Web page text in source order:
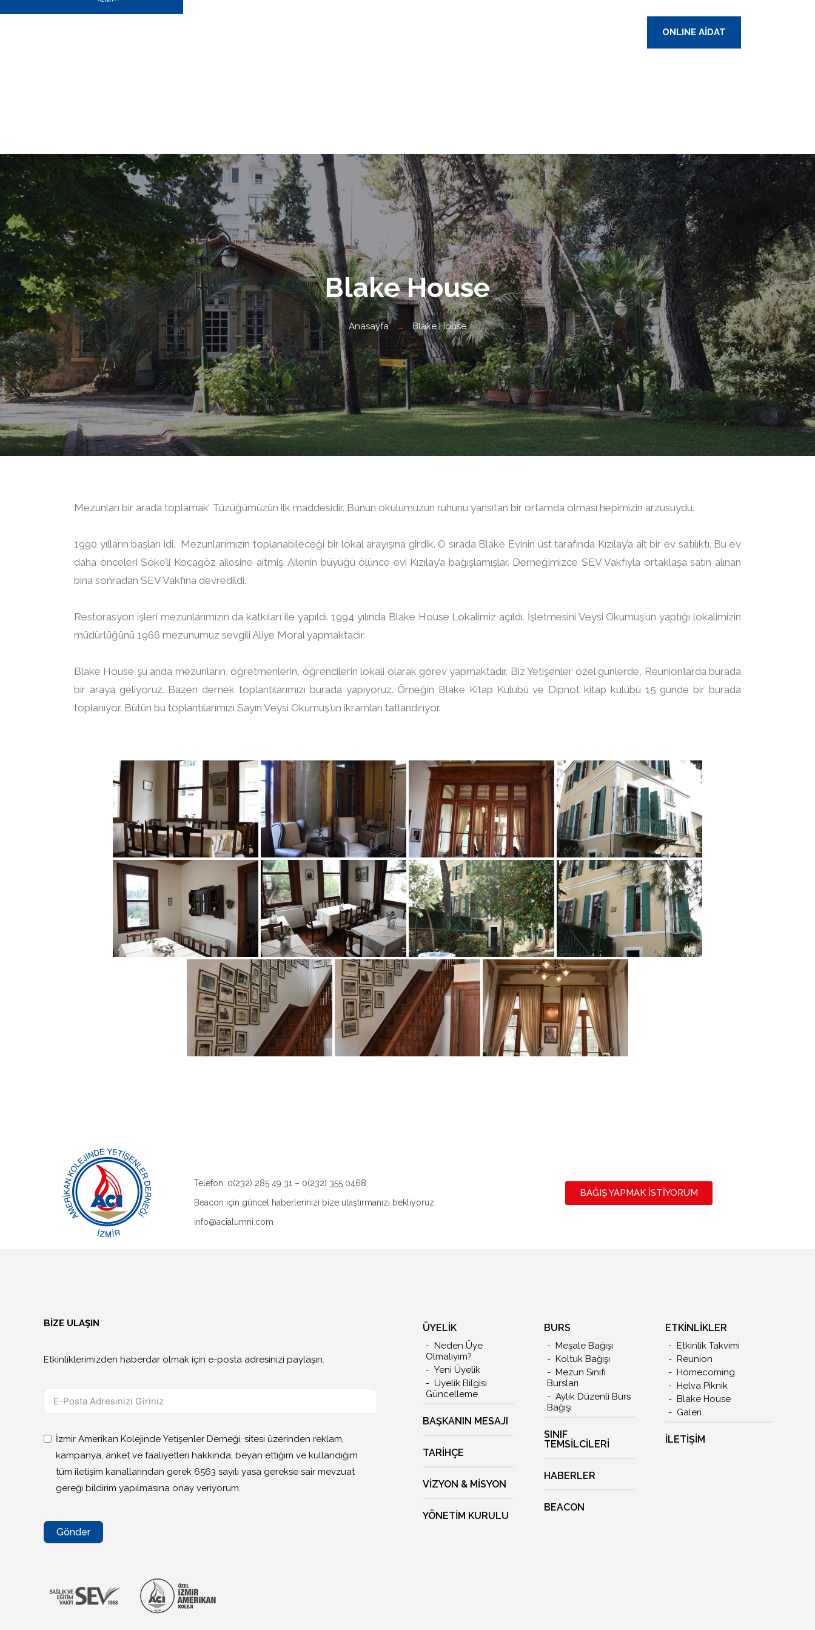
ONLINE AİDAT
Blake House
Anasayfa Blake House
Mezunları bir arada toplamak’ Tüzüğümüzün ilk maddesidir. Bunun okulumuzun ruhunu yansıtan bir ortamda olması hepimizin arzusuydu.
1990 yılların başları idi. Mezunlarımızın toplanabileceği bir lokal arayışına girdik. O sırada Blake Evinin üst tarafında Kızılay’a ait bir ev satılıktı. Bu ev
daha önceleri Söke’li Kocagöz ailesine aitmiş. Ailenin büyüğü ölünce evi Kızılay’a bağışlamışlar. Derneğimizce SEV Vakfıyla ortaklaşa satın alınan
bina sonradan SEV Vakfına devredildi.
Restorasyon işleri mezunlarımızın da katkıları ile yapıldı. 1994 yılında Blake House Lokalimiz açıldı. İşletmesini Veysi Okumuş’un yaptığı lokalimizin
müdürlüğünü 1966 mezunumuz sevgili Aliye Moral yapmaktadır.
Blake House şu anda mezunların, öğretmenlerin, öğrencilerin lokali olarak görev yapmaktadır. Biz Yetişenler özel günlerde, Reunion’larda burada
bir araya geliyoruz. Bazen dernek toplantılarımızı burada yapıyoruz. Örneğin Blake Kitap Kulübü ve Dipnot kitap kulübü 15 günde bir burada
toplanıyor. Bütün bu toplantılarımızı Sayın Veysi Okumuş’un ikramları tatlandırıyor.
Telefon: 0(232) 285 49 31 – 0(232) 355 0468
Beacon için güncel haberlerinizi bize ulaştırmanızı bekliyoruz.
info@acialumni.com
BAĞIŞ YAPMAK İSTİYORUM
BİZE ULAŞIN
Etkinliklerimizden haberdar olmak için e-posta adresinizi paylaşın.
İzmir Amerikan Kolejinde Yetişenler Derneği, sitesi üzerinden reklam,
kampanya, anket ve faaliyetleri hakkında, beyan ettiğim ve kullandığım
tüm iletişim kanallarından gerek 6563 sayılı yasa gerekse sair mevzuat
gereği bildirim yapılmasına onay veriyorum.
Gönder
ÜYELİK
Neden Üye
Olmalıyım?
Yeni Üyelik
Üyelik Bilgisi
Güncelleme
BAŞKANIN MESAJI
TARIHÇE
VIZYON & MISYON
YÖNETIM KURULU
BURS
Meşale Bağışı
Koltuk Bağışı
Mezun Sınıfı
Bursları
Aylık Düzenli Burs
Bağışı
SINIF
TEMSİLCİLERİ
HABERLER
BEACON
ETKİNLİKLER
Etkinlik Takvimi
Reunion
Homecoming
Helva Piknik
Blake House
Galeri
İLETIŞIM